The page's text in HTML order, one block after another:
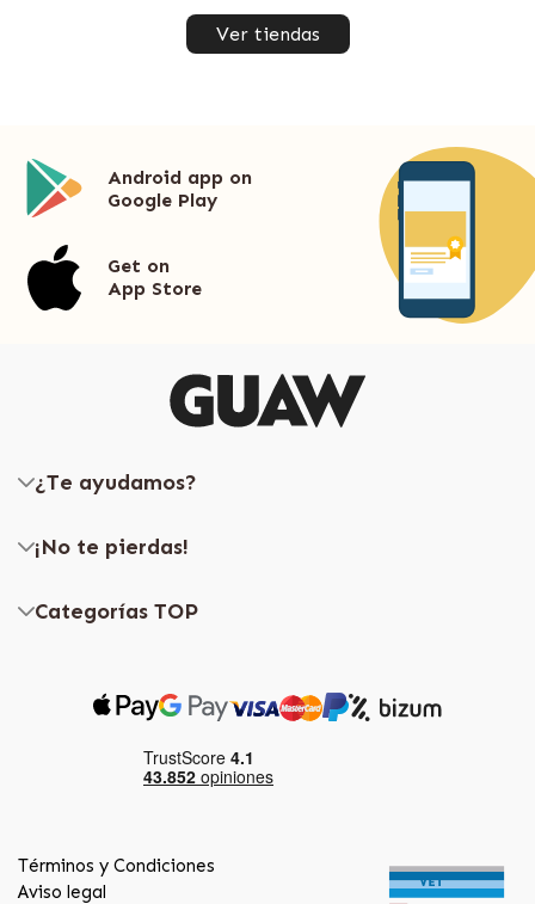
Ver tiendas
Android app on
Google Play
Get on
App Store
¿Te ayudamos?
¡No te pierdas!
Categorías TOP
Términos y Condiciones
Aviso legal